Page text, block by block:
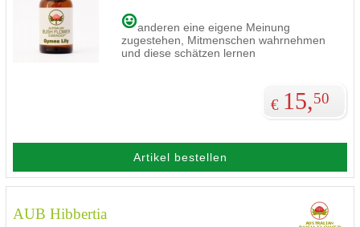
anderen eine eigene Meinung
zugestehen, Mitmenschen wahrnehmen
und diese schätzen lernen
€ 15,50
Artikel bestellen
AUB Hibbertia